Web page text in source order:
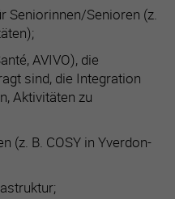
Seniorinnen/Senioren (z.
AVIVO), die
sind, die Integration
Aktivitäten zu
(z. B. COSY in Yverdon-